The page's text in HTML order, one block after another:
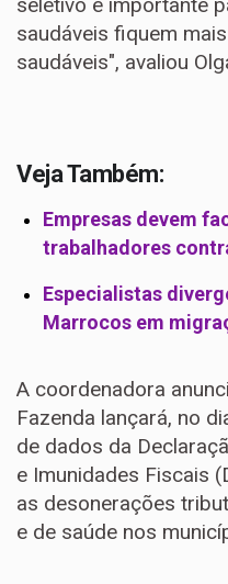
saudáveis fiquem
saudáveis", avaliou
Veja Também:
Empresas devem
trabalhadores
Especialistas
Marrocos em
A coordenadora
Fazenda lançará, no
de dados da
e Imunidades Fiscais
as desonerações
e de saúde nos